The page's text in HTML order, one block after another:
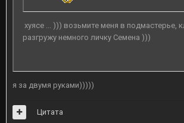
хуясе ... ))) возьмите меня в подмастерье,
разгружу немного личку Семена )))
я за двумя руками)))))
Цитата